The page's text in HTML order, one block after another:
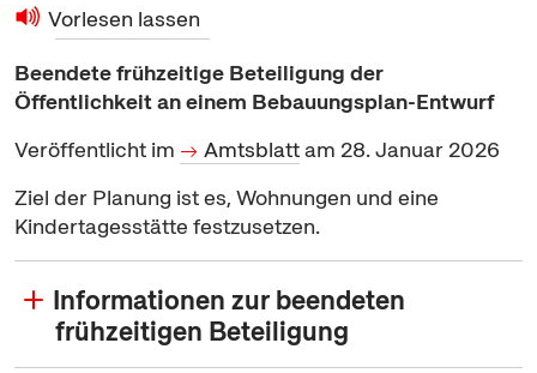
Vorlesen lassen
Beendete frühzeitige Beteiligung der
Öffentlichkeit an einem Bebauungsplan-Entwurf
Veröffentlicht im
Amtsblattam 28. Januar 2026
Ziel der Planung ist es, Wohnungen und eine
Kindertagesstätte festzusetzen.
Informationen zur beendeten
frühzeitigen Beteiligung